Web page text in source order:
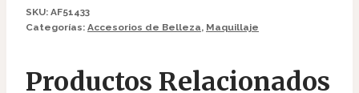
SKU: AF51433
Categorías: Accesorios de Belleza, Maquillaje
Productos Relacionados